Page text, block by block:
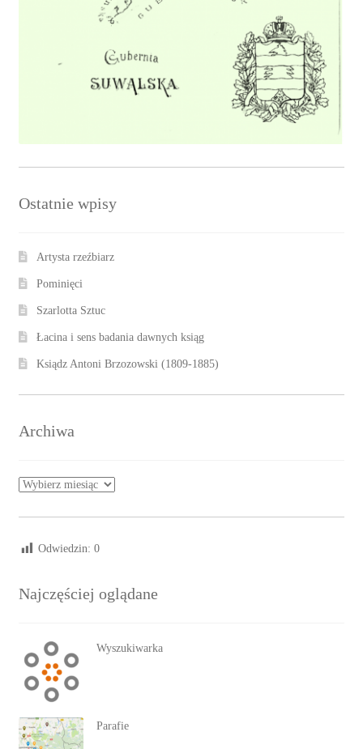
Ostatnie wpisy
Artysta rzeźbiarz
Pominięci
Szarlotta Sztuc
Łacina i sens badania dawnych ksiąg
Ksiądz Antoni Brzozowski (1809-1885)
Archiwa
Archiwa
Odwiedzin: 0
Najczęściej oglądane
Wyszukiwarka
Parafie